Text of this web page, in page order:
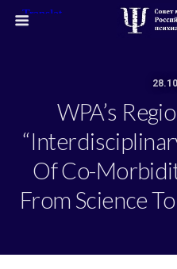
WPA’s
Of Co-
From Science